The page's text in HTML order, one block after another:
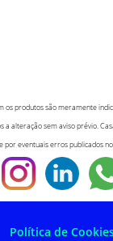
os produtos são meramente
a alteração sem aviso prévio.
por eventuais erros publicados
Política de